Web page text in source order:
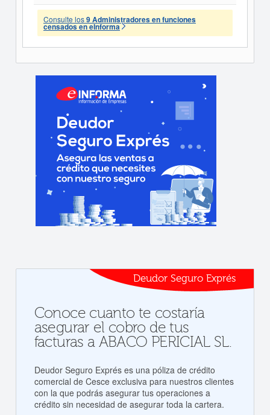
Consulte los9 Administradores en funciones
censados en eInforma
Deudor Seguro Exprés
Conoce cuanto te costaría
asegurar el cobro de tus
facturas a ABACO PERICIAL SL.
Deudor Seguro Exprés es una póliza de crédito
comercial de Cesce exclusiva para nuestros clientes
con la que podrás asegurar tus operaciones a
crédito sin necesidad de asegurar toda la cartera.